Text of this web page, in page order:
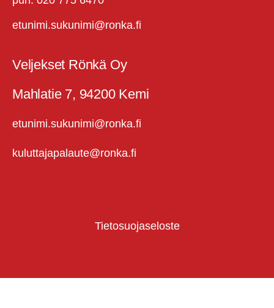
etunimi.sukunimi@ronka.fi
Veljekset Rönkä Oy
Mahlatie 7, 94200 Kemi
etunimi.sukunimi@ronka.fi
kuluttajapalaute@ronka.fi
Tietosuojaseloste